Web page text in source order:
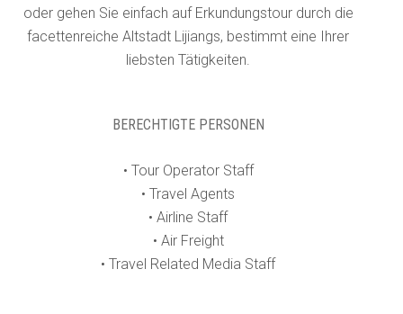
oder gehen Sie einfach auf Erkundungstour durch die
facettenreiche Altstadt Lijiangs, bestimmt eine Ihrer
liebsten Tätigkeiten.
BERECHTIGTE PERSONEN
• Tour Operator Staff
• Travel Agents
• Airline Staff
• Air Freight
• Travel Related Media Staff